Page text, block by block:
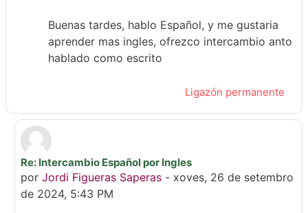
Buenas tardes, hablo Español, y me gustaria
aprender mas ingles, ofrezco intercambio anto
hablado como escrito
Ligazón permanente
En resposta a kelly coronado
Re: Intercambio Español por Ingles
por Jordi Figueras Saperas- xoves, 26 de setembro
de 2024, 5:43 PM